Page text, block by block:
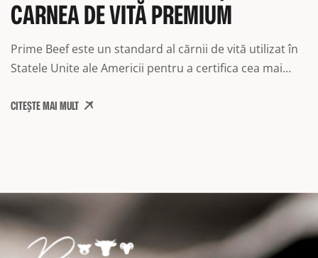
CARNEA DE VITĂ PREMIUM
Prime Beef este un standard al cărnii de vită utilizat în
Statele Unite ale Americii pentru a certifica cea mai
marmorare, ceea ce conferă frăgezime excepțională,
CITEȘTE MAI MULT